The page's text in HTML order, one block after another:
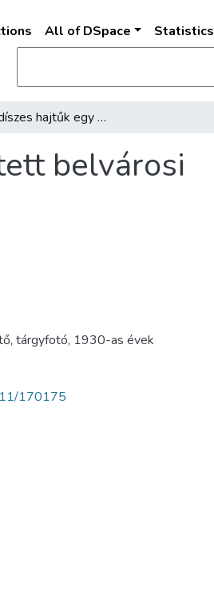
All of DSpace Statistics
[Fésűk, díszes hajtűk egy megszűntetett belvárosi illatszerbolt kínálatából]
belvárosi
, tárgyfotó, 1930-as évek
170175